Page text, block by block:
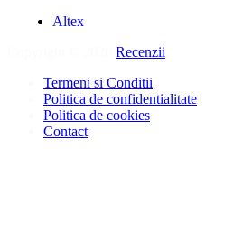
Altex
Recenzii
Termeni si Conditii
Politica de confidentialitate
Politica de cookies
Contact